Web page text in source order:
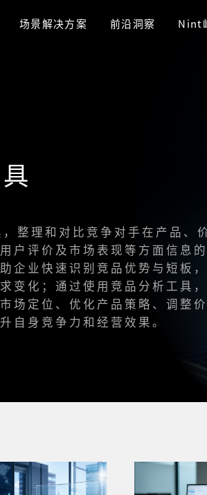
场景解决方案 前沿洞察 Nint
整理和对比竞争对手在产品、
户评价及市场表现等方面信息的
企业快速识别竞品优势与短板，
变化；通过使用竞品分析工具，
场定位、优化产品策略、调整价
自身竞争力和经营效果。